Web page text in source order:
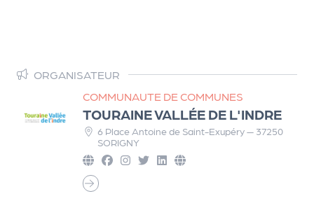
ORGANISATEUR
COMMUNAUTE DE COMMUNES
TOURAINE VALLÉE DE L'INDRE
6 Place Antoine de Saint-Exupéry — 37250
SORIGNY
ir
e